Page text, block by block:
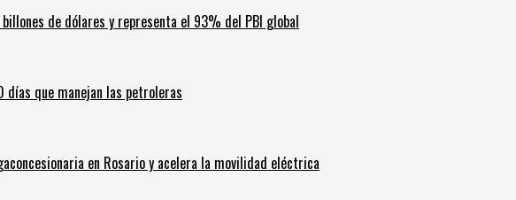
de dólares y representa el 93% del PBI global
días que manejan las petroleras
en Rosario y acelera la movilidad eléctrica